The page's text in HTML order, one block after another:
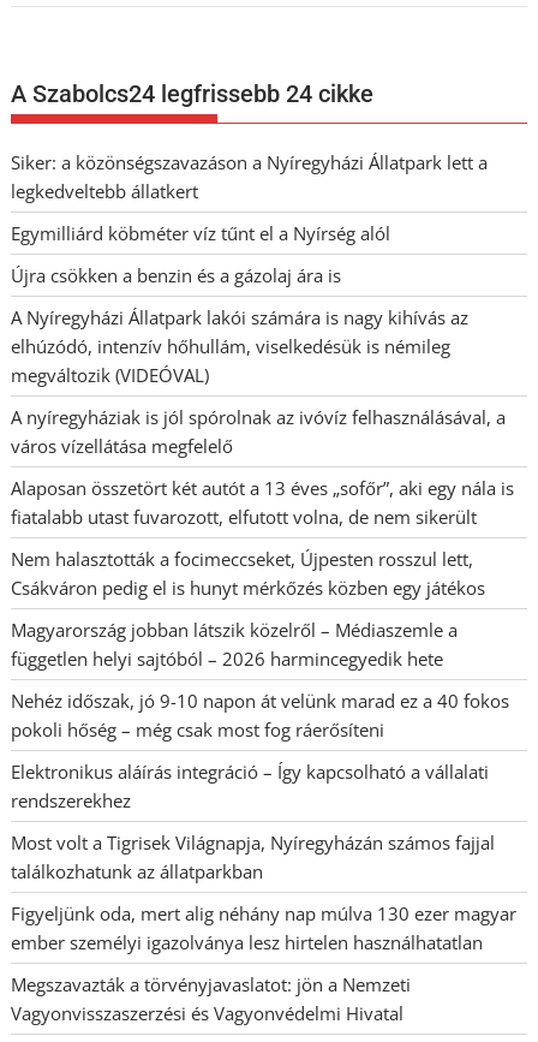
A Szabolcs24 legfrissebb 24 cikke
Siker: a közönségszavazáson a Nyíregyházi Állatpark lett a
legkedveltebb állatkert
Egymilliárd köbméter víz tűnt el a Nyírség alól
Újra csökken a benzin és a gázolaj ára is
A Nyíregyházi Állatpark lakói számára is nagy kihívás az
elhúzódó, intenzív hőhullám, viselkedésük is némileg
megváltozik (VIDEÓVAL)
A nyíregyháziak is jól spórolnak az ivóvíz felhasználásával, a
város vízellátása megfelelő
Alaposan összetört két autót a 13 éves „sofőr”, aki egy nála is
fiatalabb utast fuvarozott, elfutott volna, de nem sikerült
Nem halasztották a focimeccseket, Újpesten rosszul lett,
Csákváron pedig el is hunyt mérkőzés közben egy játékos
Magyarország jobban látszik közelről – Médiaszemle a
független helyi sajtóból – 2026 harmincegyedik hete
Nehéz időszak, jó 9-10 napon át velünk marad ez a 40 fokos
pokoli hőség – még csak most fog ráerősíteni
Elektronikus aláírás integráció – Így kapcsolható a vállalati
rendszerekhez
Most volt a Tigrisek Világnapja, Nyíregyházán számos fajjal
találkozhatunk az állatparkban
Figyeljünk oda, mert alig néhány nap múlva 130 ezer magyar
ember személyi igazolványa lesz hirtelen használhatatlan
Megszavazták a törvényjavaslatot: jön a Nemzeti
Vagyonvisszaszerzési és Vagyonvédelmi Hivatal